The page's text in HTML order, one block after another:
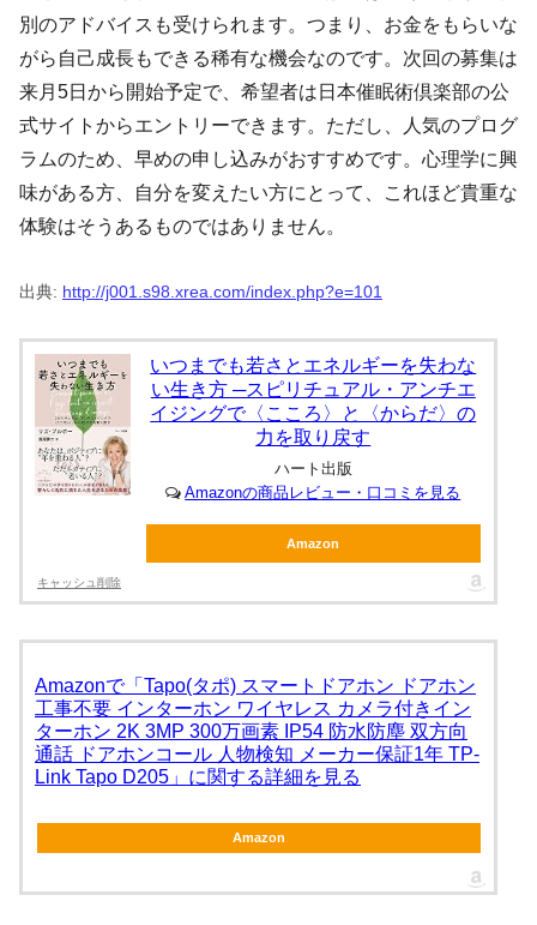
別のアドバイスも受けられます。つまり、お金をもらいな
がら自己成長もできる稀有な機会なのです。次回の募集は
来月5日から開始予定で、希望者は日本催眠術倶楽部の公
式サイトからエントリーできます。ただし、人気のプログ
ラムのため、早めの申し込みがおすすめです。心理学に興
味がある方、自分を変えたい方にとって、これほど貴重な
体験はそうあるものではありません。
出典: http://j001.s98.xrea.com/index.php?e=101
いつまでも若さとエネルギーを失わな
い生き方 ─スピリチュアル・アンチエ
イジングで〈こころ〉と〈からだ〉の
力を取り戻す
ハート出版
Amazonの商品レビュー・口コミを見る
Amazon
キャッシュ削除
Amazonで「Tapo(タポ) スマートドアホン ドアホン
工事不要 インターホン ワイヤレス カメラ付きイン
ターホン 2K 3MP 300万画素 IP54 防水防塵 双方向
通話 ドアホンコール 人物検知 メーカー保証1年 TP-
Link Tapo D205」に関する詳細を見る
Amazon